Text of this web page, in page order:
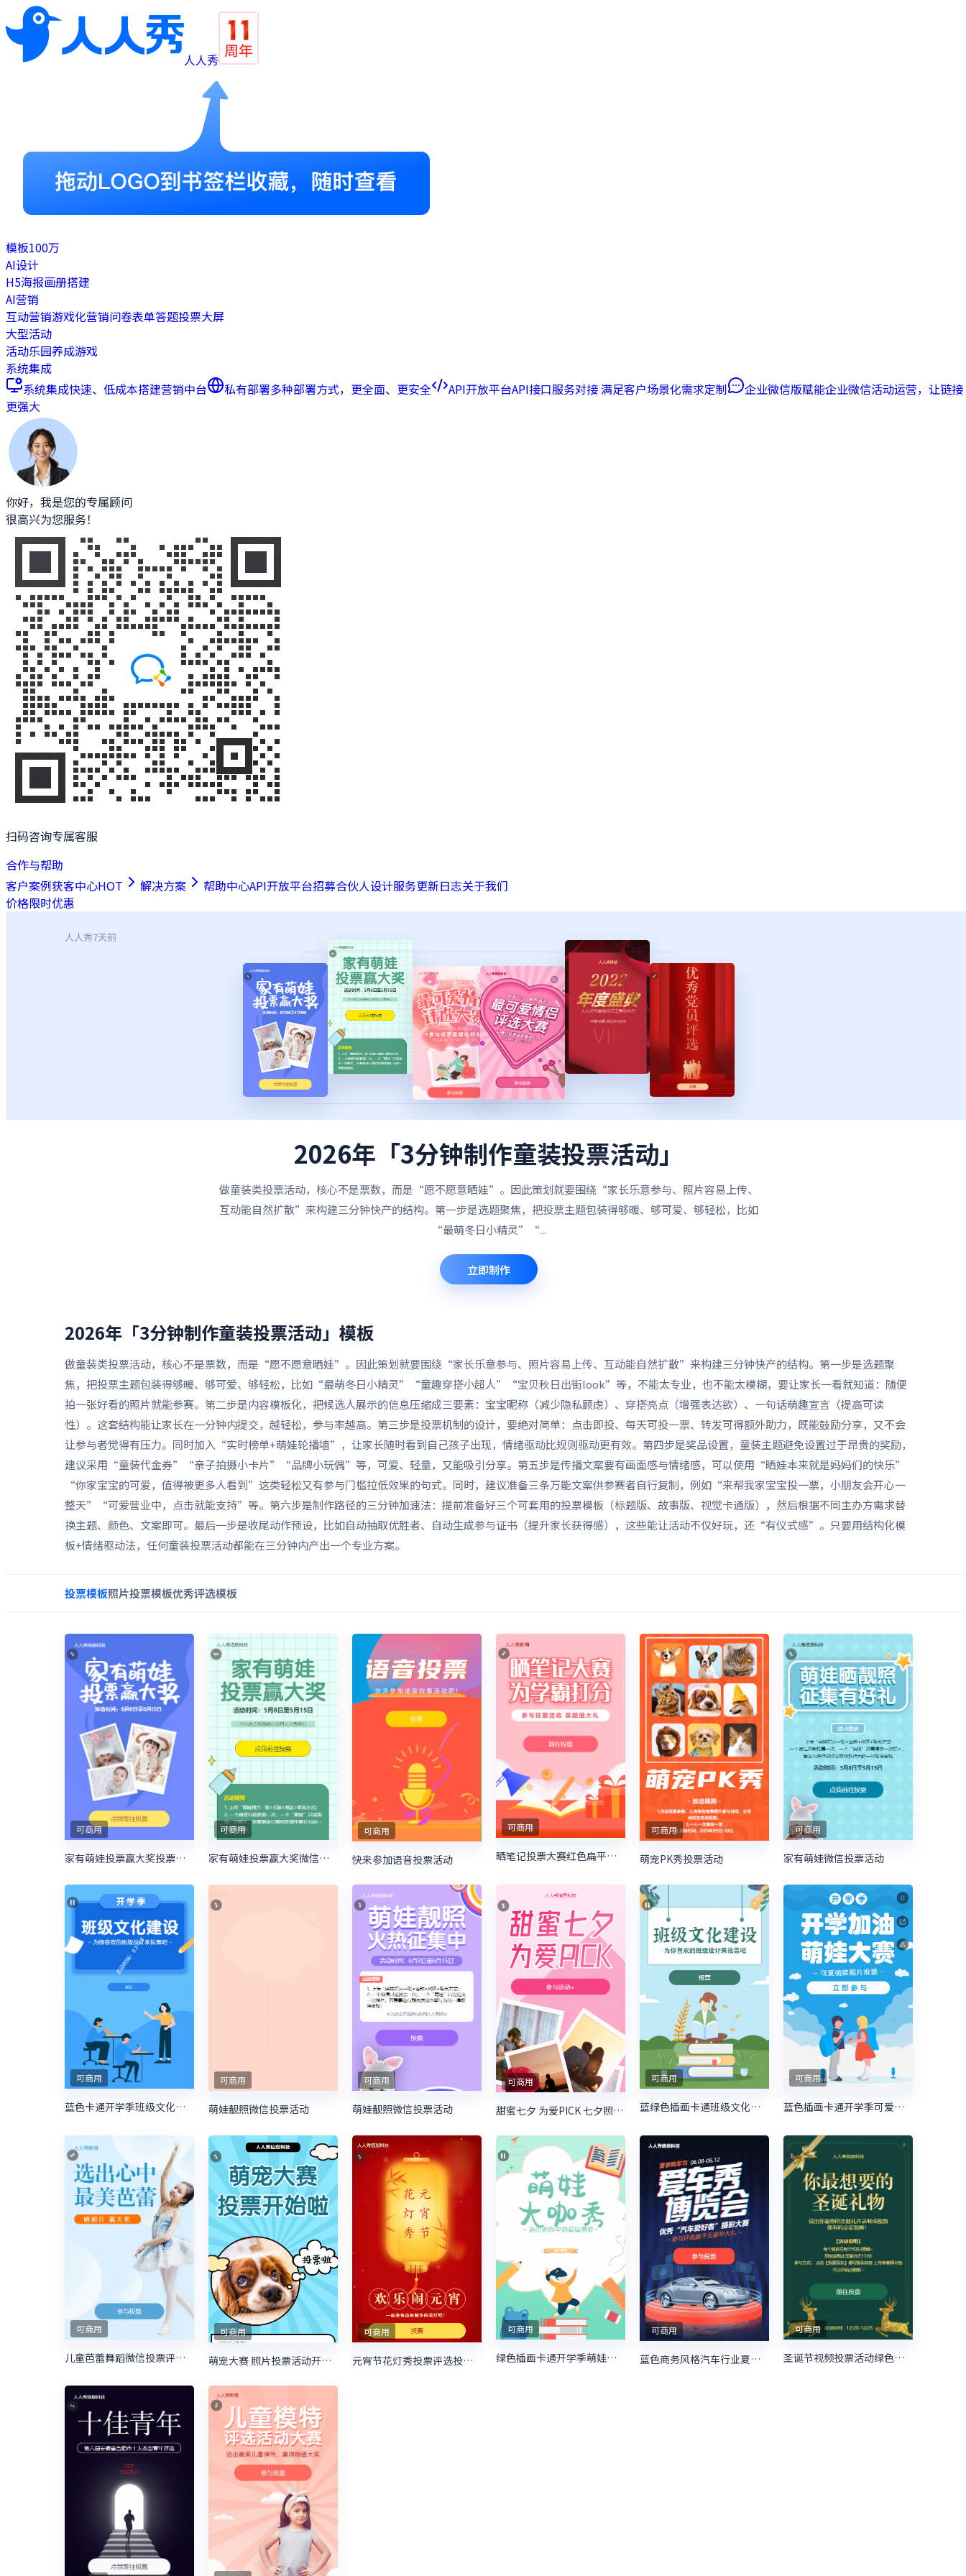
人人秀
模板100万
AI设计
H5海报画册搭建
AI营销
互动营销游戏化营销问卷表单答题投票大屏
大型活动
活动乐园养成游戏
系统集成
系统集成快速、低成本搭建营销中台 私有部署多种部署方式，更全面、更安全 API开放平台API接口服务对接 满足客户场景化需求定制 企业微信版赋能企业微信活动运营，让链接
更强大
你好，我是您的专属顾问
很高兴为您服务！
扫码咨询专属客服
合作与帮助
客户案例获客中心HOT 解决方案 帮助中心API开放平台招募合伙人设计服务更新日志关于我们
价格限时优惠
人人秀7天前
2026年「3分钟制作童装投票活动」
做童装类投票活动，核心不是票数，而是“愿不愿意晒娃”。因此策划就要围绕“家长乐意参与、照片容易上传、
互动能自然扩散”来构建三分钟快产的结构。第一步是选题聚焦，把投票主题包装得够暖、够可爱、够轻松，比如
“最萌冬日小精灵”“...
立即制作
2026年「3分钟制作童装投票活动」 模板
做童装类投票活动，核心不是票数，而是“愿不愿意晒娃”。因此策划就要围绕“家长乐意参与、照片容易上传、互动能自然扩散”来构建三分钟快产的结构。第一步是选题聚
焦，把投票主题包装得够暖、够可爱、够轻松，比如“最萌冬日小精灵”“童趣穿搭小超人”“宝贝秋日出街look”等，不能太专业，也不能太模糊，要让家长一看就知道：随便
拍一张好看的照片就能参赛。第二步是内容模板化，把候选人展示的信息压缩成三要素：宝宝昵称（减少隐私顾虑）、穿搭亮点（增强表达欲）、一句话萌趣宣言（提高可读
性）。这套结构能让家长在一分钟内提交，越轻松，参与率越高。第三步是投票机制的设计，要绝对简单：点击即投、每天可投一票、转发可得额外助力，既能鼓励分享，又不会
让参与者觉得有压力。同时加入“实时榜单+萌娃轮播墙”，让家长随时看到自己孩子出现，情绪驱动比规则驱动更有效。第四步是奖品设置，童装主题避免设置过于昂贵的奖励，
建议采用“童装代金券”“亲子拍摄小卡片”“品牌小玩偶”等，可爱、轻量，又能吸引分享。第五步是传播文案要有画面感与情绪感，可以使用“晒娃本来就是妈妈们的快乐”
“你家宝宝的可爱，值得被更多人看到”这类轻松又有参与门槛拉低效果的句式。同时，建议准备三条万能文案供参赛者自行复制，例如“来帮我家宝宝投一票，小朋友会开心一
整天”“可爱营业中，点击就能支持”等。第六步是制作路径的三分钟加速法：提前准备好三个可套用的投票模板（标题版、故事版、视觉卡通版），然后根据不同主办方需求替
换主题、颜色、文案即可。最后一步是收尾动作预设，比如自动抽取优胜者、自动生成参与证书（提升家长获得感），这些能让活动不仅好玩，还“有仪式感”。只要用结构化模
板+情绪驱动法，任何童装投票活动都能在三分钟内产出一个专业方案。
投票模板照片投票模板优秀评选模板
可商用
家有萌娃投票赢大奖投票活动
可商用
家有萌娃投票赢大奖微信投票活动
可商用
快来参加语音投票活动
可商用
晒笔记投票大赛红色扁平卡通风格微信投票活动
可商用
萌宠PK秀投票活动
可商用
家有萌娃微信投票活动
可商用
蓝色卡通开学季班级文化建设投票
可商用
萌娃靓照微信投票活动
可商用
萌娃靓照微信投票活动
可商用
甜蜜七夕 为爱PICK 七夕照片投票活动
可商用
蓝绿色插画卡通班级文化建设照片投票模板
可商用
蓝色插画卡通开学季可爱萌娃照片投票
可商用
儿童芭蕾舞蹈微信投票评选活动
可商用
萌宠大赛 照片投票活动开始啦
可商用
元宵节花灯秀投票评选投票活动
可商用
绿色插画卡通开学季萌娃大咖秀照片投票
可商用
蓝色商务风格汽车行业夏季购物节照片投票活动
可商用
圣诞节视频投票活动绿色简约风格投票活动